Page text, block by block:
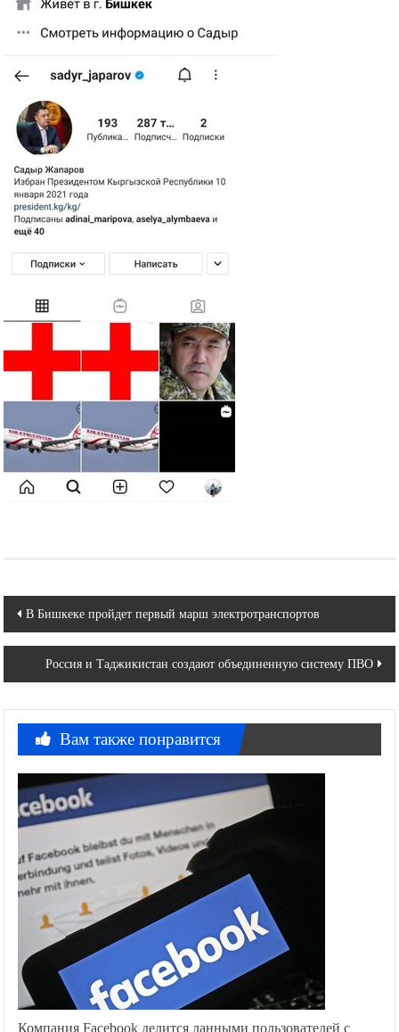
Навигация
по
записям
В Бишкеке пройдет первый марш электротранспортов
Россия и Таджикистан создают объединенную систему ПВО
Вам также понравится
Компания Facebook делится данными пользователей с